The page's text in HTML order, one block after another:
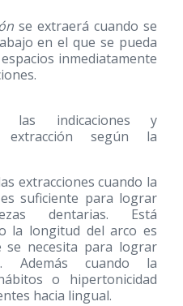
se extraerá cuando se
en el que se pueda
inmediatamente
las indicaciones y
extracción según la
extracciones cuando la
suficiente para lograr
dentarias. Está
la longitud del arco es
necesita para lograr
Además cuando la
o hipertonicidad
hacia lingual.